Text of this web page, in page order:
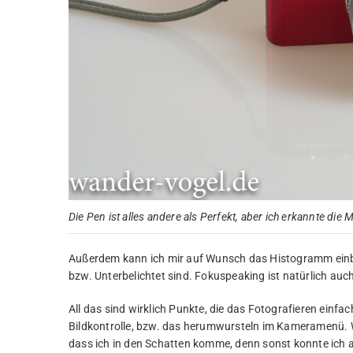
Die Pen ist alles andere als Perfekt, aber ich erkannte die
Außerdem kann ich mir auf Wunsch das Histogramm
bzw. Unterbelichtet sind. Fokuspeaking ist natürlich
All das sind wirklich Punkte, die das Fotografieren
Bildkontrolle, bzw. das herumwursteln im Kameramenü.
dass ich in den Schatten komme, denn sonst konnte